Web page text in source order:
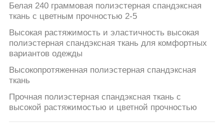
Белая 240 граммовая полиэстерная спандэксная
ткань с цветным прочностью 2-5
Высокая растяжимость и эластичность высокая
полиэстерная спандэксная ткань для комфортных
вариантов одежды
Высокопротяженная полиэстерная спандэксная
ткань
Прочная полиэстерная спандэксная ткань с
высокой растяжимостью и цветной прочностью